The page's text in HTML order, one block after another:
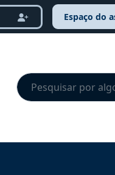
Espaço do
Ir para o resultado